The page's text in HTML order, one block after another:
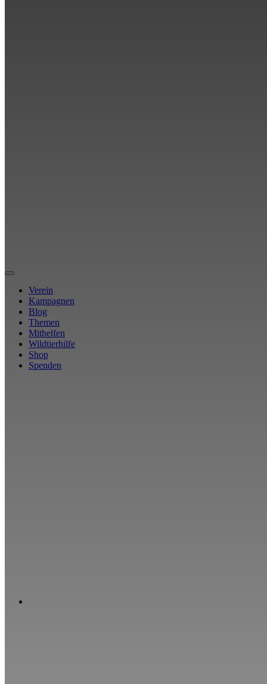
Verein
Kampagnen
Blog
Themen
Mithelfen
Wildtierhilfe
Shop
Spenden